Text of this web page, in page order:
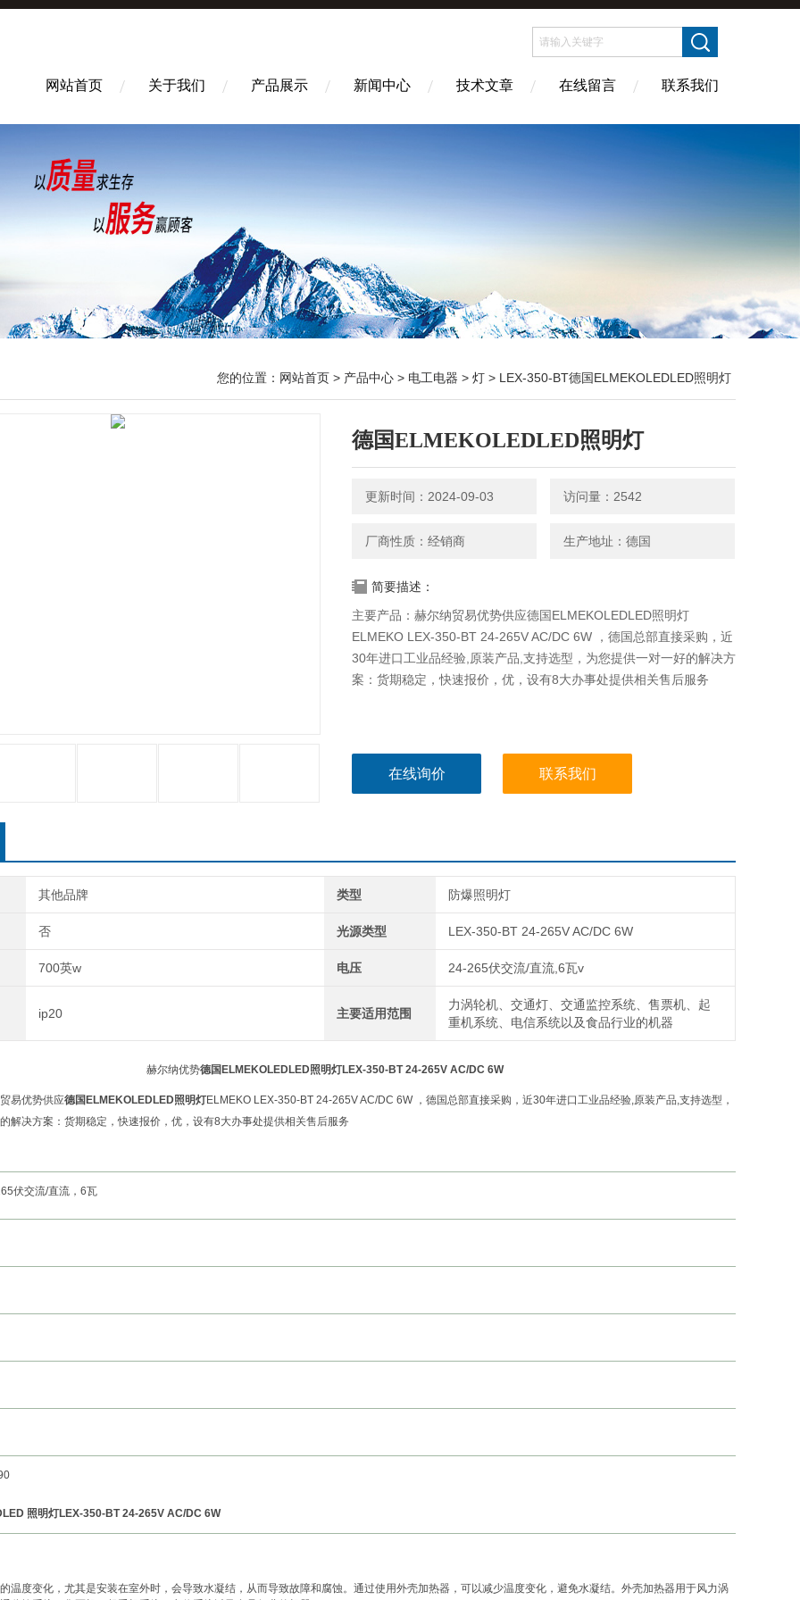
网站首页 关于我们 产品展示 新闻中心 技术文章 在线留言 联系我们
您的位置： 网站首页 > 产品中心 > 电工电器 > 灯 > LEX-350-BT德国ELMEKOLEDLED照明灯
德国ELMEKOLEDLED照明灯
更新时间：2024-09-03 访问量：2542
厂商性质：经销商 生产地址：德国
简要描述：
主要产品：赫尔纳贸易优势供应德国ELMEKOLEDLED照明灯
ELMEKO LEX-350-BT 24-265V AC/DC 6W ，德国总部直接采购，近
30年进口工业品经验,原装产品,支持选型，为您提供一对一好的解决方
案：货期稳定，快速报价，优，设有8大办事处提供相关售后服务
在线询价 联系我们
其他品牌 类型 防爆照明灯
否 光源类型 LEX-350-BT 24-265V AC/DC 6W
700英w 电压 24-265伏交流/直流,6瓦v
ip20 主要适用范围
力涡轮机、交通灯、交通监控系统、售票机、起
重机系统、电信系统以及食品行业的机器
赫尔纳优势德国ELMEKOLEDLED照明灯LEX-350-BT 24-265V AC/DC 6W
易优势供应德国ELMEKOLEDLED照明灯ELMEKO LEX-350-BT 24-265V AC/DC 6W ，德国总部直接采购，近30年进口工业品经验,原装产品,支持选型，
解决方案：货期稳定，快速报价，优，设有8大办事处提供相关售后服务
伏交流/直流，6瓦
照明灯LEX-350-BT 24-265V AC/DC 6W
温度变化，尤其是安装在室外时，会导致水凝结，从而导致故障和腐蚀。通过使用外壳加热器，可以减少温度变化，避免水凝结。外壳加热器用于风力涡